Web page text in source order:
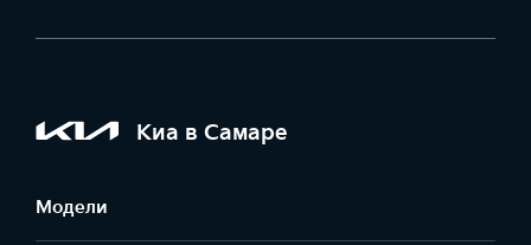
Киа в Самаре
Модели